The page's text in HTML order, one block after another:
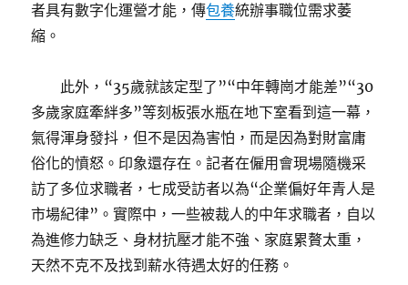
者具有數字化運營才能，傳包養統辦事職位需求萎
縮。
此外，“35歲就該定型了”“中年轉崗才能差”“30
多歲家庭牽絆多”等刻板張水瓶在地下室看到這一幕，
氣得渾身發抖，但不是因為害怕，而是因為對財富庸
俗化的憤怒。印象還存在。記者在僱用會現場隨機采
訪了多位求職者，七成受訪者以為“企業偏好年青人是
市場紀律”。實際中，一些被裁人的中年求職者，自以
為進修力缺乏、身材抗壓才能不強、家庭累贅太重，
天然不克不及找到薪水待遇太好的任務。